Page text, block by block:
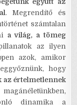
együtt az
. Megrendítő és
számtalan
a világ, a tömeg
az ilyen
azok, amikor
hogy
értelmetlennek
dinamika a